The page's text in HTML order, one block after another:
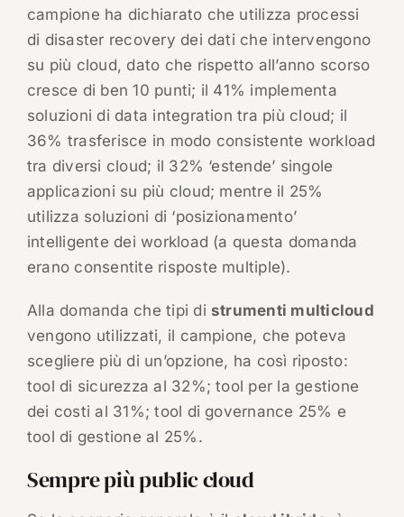
campione ha dichiarato che utilizza processi
di disaster recovery dei dati che intervengono
su più cloud, dato che rispetto all’anno scorso
cresce di ben 10 punti; il 41% implementa
soluzioni di data integration tra più cloud; il
36% trasferisce in modo consistente workload
tra diversi cloud; il 32% ‘estende’ singole
applicazioni su più cloud; mentre il 25%
utilizza soluzioni di ‘posizionamento’
intelligente dei workload (a questa domanda
erano consentite risposte multiple).
Alla domanda che tipi di strumenti multicloud
vengono utilizzati, il campione, che poteva
scegliere più di un’opzione, ha così riposto:
tool di sicurezza al 32%; tool per la gestione
dei costi al 31%; tool di governance 25% e
tool di gestione al 25%.
Sempre più public cloud